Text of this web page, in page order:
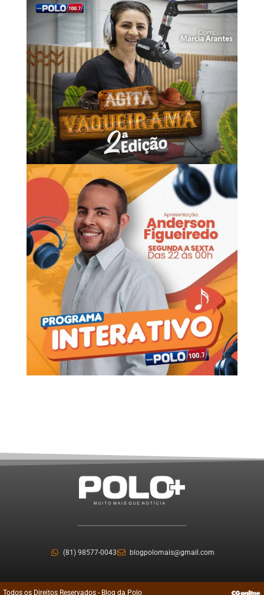
(81) 98577-0043 blogpolomais@gmail.com
Todos os Direitos Reservados - Blog da Polo